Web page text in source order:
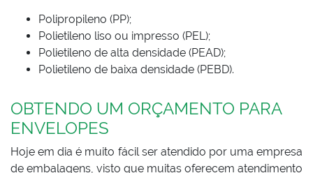
Polipropileno (PP);
Polietileno liso ou impresso (PEL);
Polietileno de alta densidade (PEAD);
Polietileno de baixa densidade (PEBD).
OBTENDO UM ORÇAMENTO PARA
ENVELOPES
Hoje em dia é muito fácil ser atendido por uma empresa
de embalagens, visto que muitas oferecem atendimento